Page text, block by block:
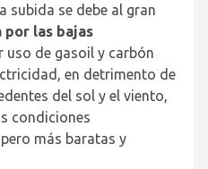
subida se debe al gran
por las bajas
uso de gasoil y carbón
en detrimento de
del sol y el viento,
condiciones
más baratas y